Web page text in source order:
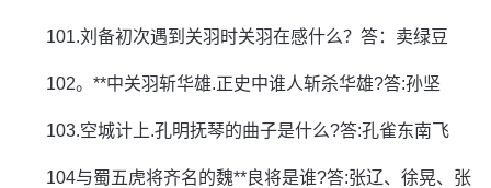
101.刘备初次遇到关羽时关羽在感什么？答：卖绿豆
102。**中关羽斩华雄.正史中谁人斩杀华雄?答:孙坚
103.空城计上.孔明抚琴的曲子是什么?答:孔雀东南飞
104与蜀五虎将齐名的魏**良将是谁?答:张辽、徐晃、张